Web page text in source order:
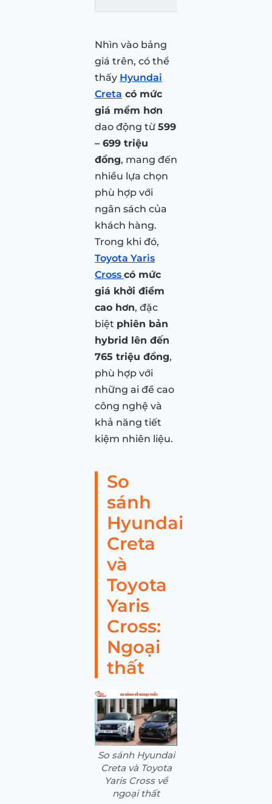
Nhìn vào bảng
giá trên, có thể
thấy Hyundai
Creta có mức
giá mềm hơn
dao động từ 599
– 699 triệu
đồng, mang đến
nhiều lựa chọn
phù hợp với
ngân sách của
khách hàng.
Trong khi đó,
Toyota Yaris
Cross có mức
giá khởi điểm
cao hơn, đặc
biệt phiên bản
hybrid lên đến
765 triệu đồng,
phù hợp với
những ai đề cao
công nghệ và
khả năng tiết
kiệm nhiên liệu.
So
sánh
Hyundai
Creta
và
Toyota
Yaris
Cross:
Ngoại
thất
So sánh Hyundai
Creta và Toyota
Yaris Cross về
ngoại thất